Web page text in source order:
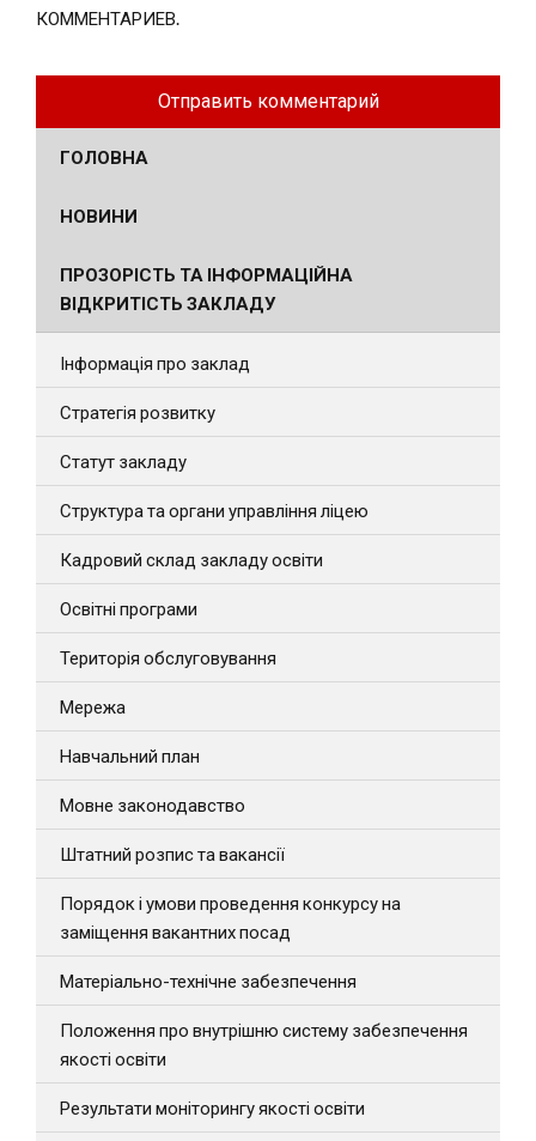
КОММЕНТАРИЕВ.
ГОЛОВНА
НОВИНИ
ПРОЗОРІСТЬ ТА ІНФОРМАЦІЙНА
ВІДКРИТІСТЬ ЗАКЛАДУ
Інформація про заклад
Стратегія розвитку
Статут закладу
Структура та органи управління ліцею
Кадровий склад закладу освіти
Освітні програми
Територія обслуговування
Мережа
Навчальний план
Мовне законодавство
Штатний розпис та вакансії
Порядок і умови проведення конкурсу на
заміщення вакантних посад
Матеріально-технічне забезпечення
Положення про внутрішню систему забезпечення
якості освіти
Результати моніторингу якості освіти